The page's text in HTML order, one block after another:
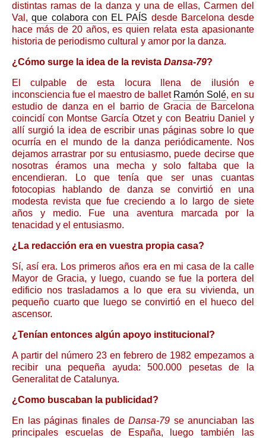
distintas ramas de la danza y una de ellas, Carmen del
Val,que colabora con EL PAÍS desde Barcelona desde
hace más de 20 años, es quien relata esta apasionante
historia de periodismo cultural y amor por la danza.
¿Cómo surge la idea de la revista Dansa-79?
El culpable de esta locura llena de ilusión e
inconsciencia fue el maestro de ballet Ramón Solé, en su
estudio de danza en el barrio de Gracia de Barcelona
coincidí con Montse García Otzet y con Beatriu Daniel y
allí surgió la idea de escribir unas páginas sobre lo que
ocurría en el mundo de la danza periódicamente. Nos
dejamos arrastrar por su entusiasmo, puede decirse que
nosotras éramos una mecha y solo faltaba que la
encendieran. Lo que tenía que ser unas cuantas
fotocopias hablando de danza se convirtió en una
modesta revista que fue creciendo a lo largo de siete
años y medio. Fue una aventura marcada por la
tenacidad y el entusiasmo.
¿La redacción era en vuestra propia casa?
Sí, así era. Los primeros años era en mi casa de la calle
Mayor de Gracia, y luego, cuando se fue la portera del
edificio nos trasladamos a lo que era su vivienda, un
pequeño cuarto que luego se convirtió en el hueco del
ascensor.
¿Tenían entonces algún apoyo institucional?
A partir del número 23 en febrero de 1982 empezamos a
recibir una pequeña ayuda: 500.000 pesetas de la
Generalitat de Catalunya.
¿Como buscaban la publicidad?
En las páginas finales deDansa-79 se anunciaban las
principales escuelas de España, luego también las